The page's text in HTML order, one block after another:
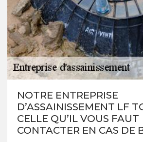
NOTRE ENTREPRISE
D’ASSAINISSEMENT LF
CELLE QU’IL VOUS FAUT
CONTACTER EN CAS DE